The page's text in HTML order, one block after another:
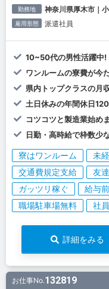
勤務地 神奈川県厚木市｜
雇用形態 派遣社員
10~50代の男性活躍
ワンルームの寮費が今
県内トップクラスの月
土日休みの年間休日
コツコツと製造業始め
日勤・高時給で枠数少
寮はワンルーム 未
交通費規定支給
友
ガッツリ稼ぐ
給与
職場駐車場無料
社
詳細をみる
お仕事No.132819